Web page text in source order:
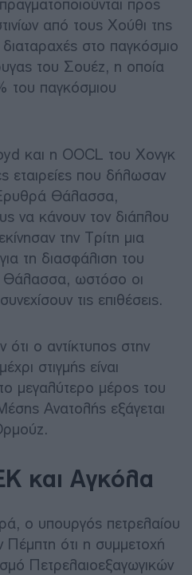
προς
από τους Χούθι της
στο παγκόσμιο
του Σουέζ, η οποία
του παγκόσμιου
και η OOCL του Χονγκ
εταιρείες που δήλωσαν
Θάλασσα,
να κάνουν τον διάπλου
την Τρίτη μια
τη διασφάλιση του
Θάλασσα, ωστόσο οι
τις επιθέσεις.
ο αντίκτυπος στην
στιγμής είναι
μεγαλύτερο μέρος του
Ανατολής εξάγεται
και Αγκόλα
ο υπουργός πετρελαίου
ότι η συμμετοχή
Πετρελαιοεξαγωγικών